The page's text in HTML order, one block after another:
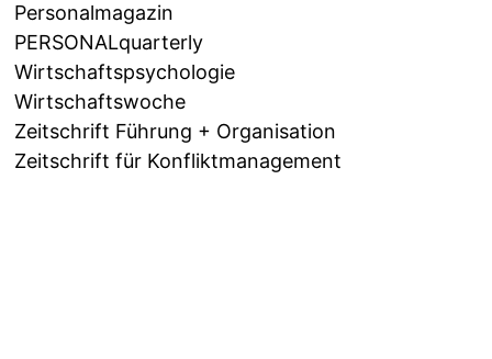
Personalmagazin
PERSONALquarterly
Wirtschaftspsychologie
Wirtschaftswoche
Zeitschrift Führung + Organisation
Zeitschrift für Konfliktmanagement